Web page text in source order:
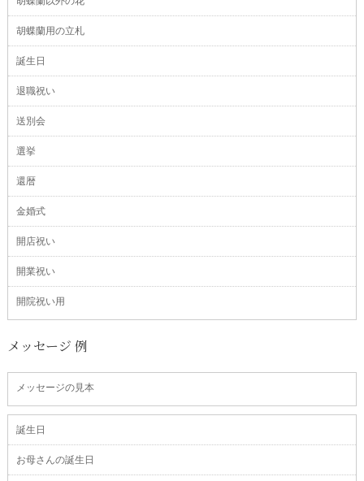
胡蝶蘭用の立札
誕生日
退職祝い
送別会
選挙
還暦
金婚式
開店祝い
開業祝い
開院祝い用
メッセージ 例
メッセージの見本
誕生日
お母さんの誕生日